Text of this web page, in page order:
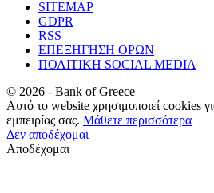
SITEMAP
GDPR
RSS
ΕΠΕΞΗΓΗΣΗ ΟΡΩΝ
ΠΟΛΙΤΙΚΗ SOCIAL MEDIA
© 2026 - Bank of Greece
Αυτό το website χρησιμοποιεί cookies
εμπειρίας σας. Μάθετε περισσότερα
Δεν αποδέχομαι
Αποδέχομαι